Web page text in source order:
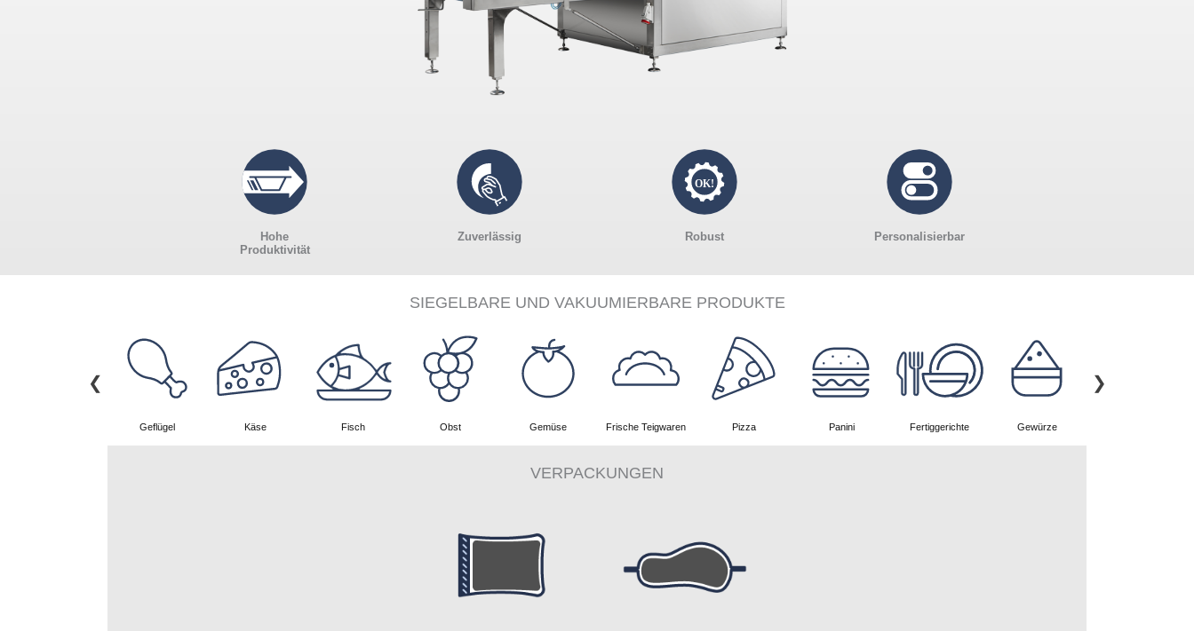
Hohe
Produktivität
Zuverlässig Robust Personalisierbar
SIEGELBARE UND VAKUUMIERBARE PRODUKTE
Geflügel Käse Fisch Obst Gemüse Frische Teigwaren Pizza Panini Fertiggerichte Gewürze
VERPACKUNGEN